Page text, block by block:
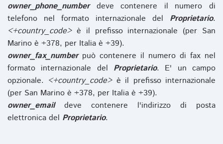
owner_phone_numberdeve contenere il numero di
telefono nel formato internazionale del Proprietario.
<+country_code>è il prefisso internazionale (per San
Marino è +378, per Italia è +39).
owner_fax_numberpuò contenere il numero di fax nel
formato internazionale del Proprietario. E' un campo
opzionale. <+country_code>è il prefisso internazionale
(per San Marino è +378, per Italia è +39).
owner_emaildeve contenere l'indirizzo di posta
elettronica del Proprietario.